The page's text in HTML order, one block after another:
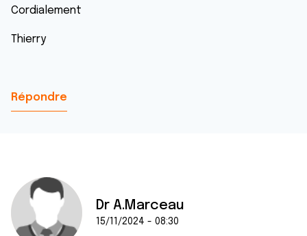
Cordialement
Thierry
Répondre
Dr A.Marceau
15/11/2024 - 08:30